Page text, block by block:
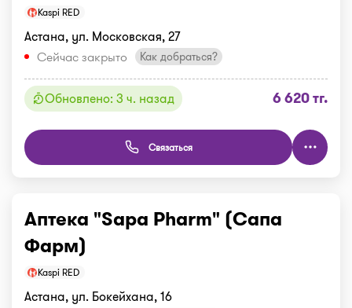
Kaspi RED
Астана, ул. Московская, 27
Сейчас закрыто
Как добраться?
Обновлено: 3 ч. назад 6 620 тг.
Связаться
Аптека "Sapa Pharm" (Сапа
Фарм)
Kaspi RED
Астана, ул. Бокейхана, 16